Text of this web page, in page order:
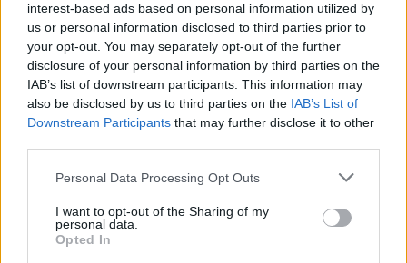
interest-based ads based on personal information utilized by
us or personal information disclosed to third parties prior to
your opt-out. You may separately opt-out of the further
disclosure of your personal information by third parties on the
IAB’s list of downstream participants. This information may
also be disclosed by us to third parties on the IAB’s List of
Downstream Participants that may further disclose it to other
Personal Data Processing Opt Outs
I want to opt-out of the Sharing of my
personal data.
Opted In
ΤΑΞΊΔΙ ΚΑΙ ΥΓΕΊΑ
Μείωση του μέσου ετήσιου
προσδόκιμου ζωής στην Ελλάδα
– Τι συμβαίνει στην Ευρώπη
19 Φεβρουαρίου 2025
2 3